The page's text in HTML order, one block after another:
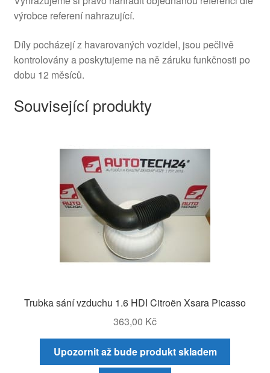
výrobce referení nahrazující.
Díly pocházejí z havarovaných vozidel, jsou pečlivě
kontrolovány a poskytujeme na ně záruku funkčnosti po
dobu 12 měsíců.
Související produkty
Trubka sání vzduchu 1.6 HDI Citroën Xsara Picasso
363,00 Kč
Upozornit až bude produkt skladem